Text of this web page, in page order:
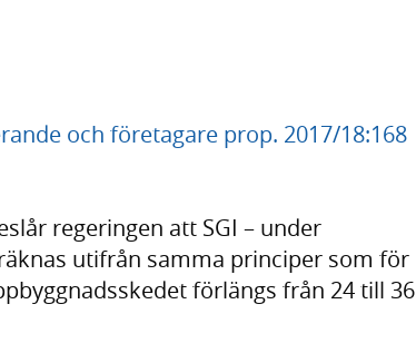
och företagare prop. 2017/18:168
regeringen att SGI – under
utifrån samma principer som för
förlängs från 24 till 36